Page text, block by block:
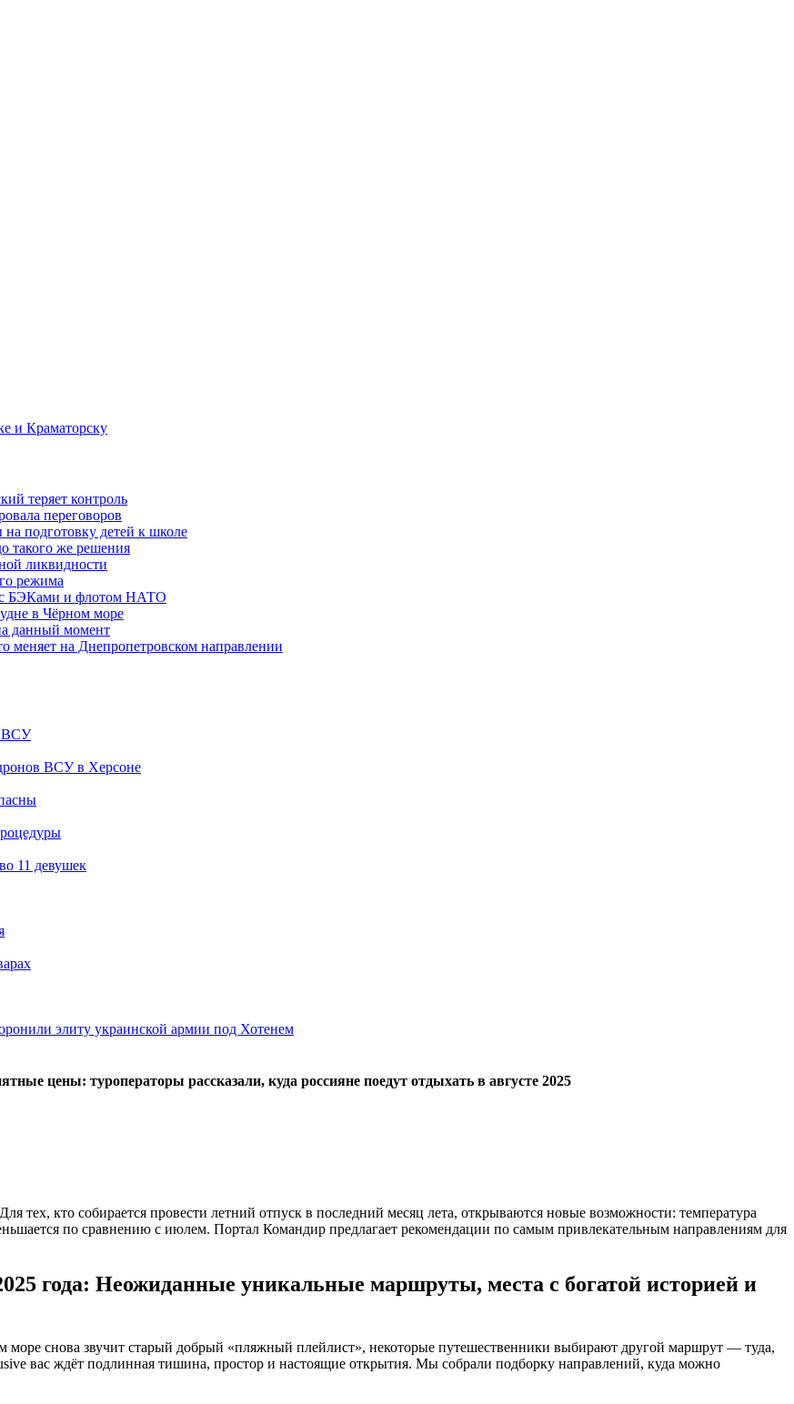
и Краматорску
теряет контроль
переговоров
подготовку детей к школе
такого же решения
ликвидности
режима
с БЭКами и флотом НАТО
в Чёрном море
данный момент
меняет на Днепропетровском направлении
ВСУ
ВСУ в Херсоне
11 девушек
элиту украинской армии под Хотенем
цены: туроператоры рассказали, куда россияне поедут отдыхать в августе 2025
тех, кто собирается провести летний отпуск в последний месяц лета, открываются новые возможности: температура
по сравнению с июлем. Портал Командир предлагает рекомендации по самым привлекательным направлениям для
года: Неожиданные уникальные маршруты, места с богатой историей и
море снова звучит старый добрый «пляжный плейлист», некоторые путешественники выбирают другой маршрут — туда,
вас ждёт подлинная тишина, простор и настоящие открытия. Мы собрали подборку направлений, куда можно